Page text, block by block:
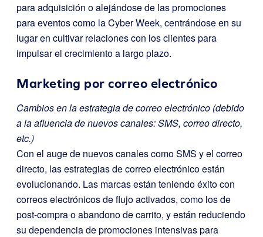
para adquisición o alejándose de las promociones
para eventos como la Cyber Week, centrándose en su
lugar en cultivar relaciones con los clientes para
impulsar el crecimiento a largo plazo.
Marketing por correo electrónico
Cambios en la estrategia de correo electrónico (debido
a la afluencia de nuevos canales: SMS, correo directo,
etc.)
Con el auge de nuevos canales como SMS y el correo
directo, las estrategias de correo electrónico están
evolucionando. Las marcas están teniendo éxito con
correos electrónicos de flujo activados, como los de
post-compra o abandono de carrito, y están reduciendo
su dependencia de promociones intensivas para